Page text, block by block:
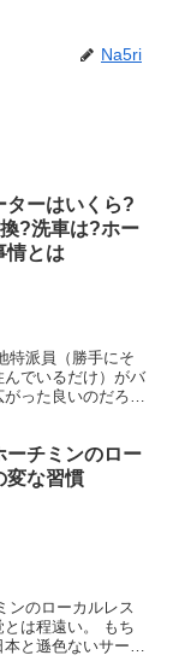
Na5ri
ターはいくら?
?洗車は?ホー
情とは
特派員（勝手にそ
でいるだけ）がバ
った良いのだろ
ーチミンのロー
変な習慣
ンのローカルレス
は程遠い。 もち
と遜色ないサービ